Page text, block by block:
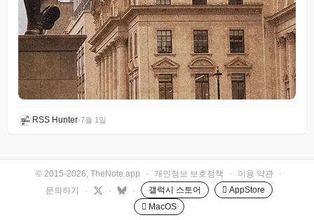
RSS Hunter•7월 1일
© 2015-2026, TheNote.app · 개인정보 보호정책 · 이용 약관
·
문의하기
· · · 갤럭시 스토어
 AppStore
 MacOS